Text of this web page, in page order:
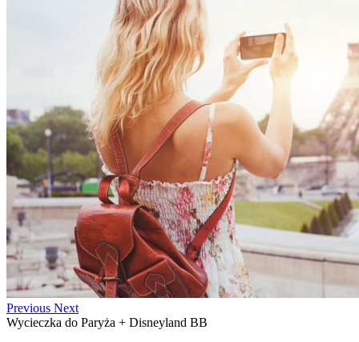
Previous Next
Wycieczka do Paryża + Disneyland BB